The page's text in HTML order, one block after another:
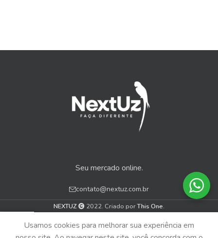
Seu mercado online.
contato@nextuz.com.br
NEXTUZ 2022. Criado porThis One.
Usamos cookies para melhorar sua experiência em